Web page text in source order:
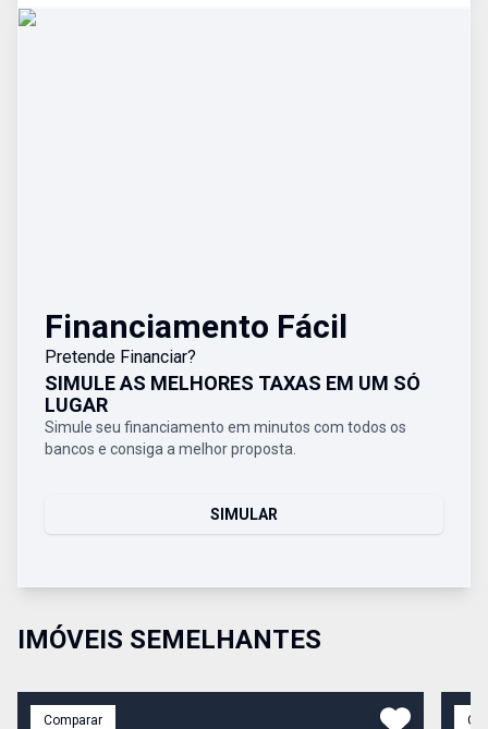
Financiamento Fácil
Pretende Financiar?
SIMULE AS MELHORES TAXAS EM UM SÓ
LUGAR
Simule seu financiamento em minutos com todos os
bancos e consiga a melhor proposta.
SIMULAR
IMÓVEIS SEMELHANTES
Comparar